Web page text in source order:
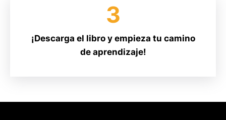
3
¡Descarga el libro y empieza tu camino
de aprendizaje!